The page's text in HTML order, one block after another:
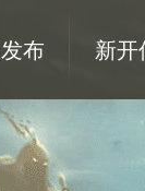
布 新开